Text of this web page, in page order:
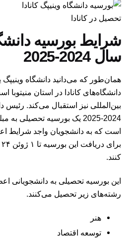
تحصیل در کانادا
شرایط بورسیه
سال 2024-2025
همان‌طور که می‌دانید دانشگاه
دانشگاه‌های کانادا در استان منیتوبا
بین‌المللی نیز استقبال می‌کند.
است که به دانشجویان واجد شرایط
کنند.
این بورسیه تحصیلی به دانشجویانی
رشته‌های زیر تحصیل می‌کنند.
هنر
توسعه اقتصاد